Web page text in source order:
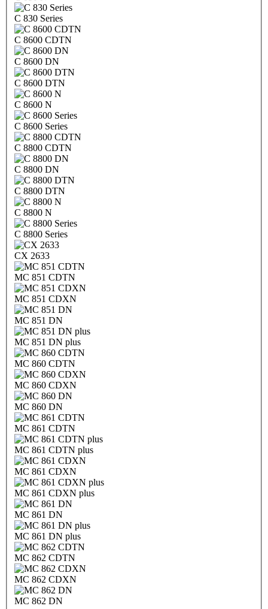
C 830 Series
C 8600 CDTN
C 8600 DN
C 8600 DTN
C 8600 N
C 8600 Series
C 8800 CDTN
C 8800 DN
C 8800 DTN
C 8800 N
C 8800 Series
CX 2633
MC 851 CDTN
MC 851 CDXN
MC 851 DN
MC 851 DN plus
MC 860 CDTN
MC 860 CDXN
MC 860 DN
MC 861 CDTN
MC 861 CDTN plus
MC 861 CDXN
MC 861 CDXN plus
MC 861 DN
MC 861 DN plus
MC 862 CDTN
MC 862 CDXN
MC 862 DN